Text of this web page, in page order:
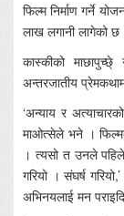
फिल्म निर्माण गर्ने
लाख लगानी लागेको
कास्कीको
अन्तरजातीय
‘अन्याय र
माओत्सेले भने ।
। त्यसो त उनले
गरियो । संघर्ष
अभिनयलाई मन